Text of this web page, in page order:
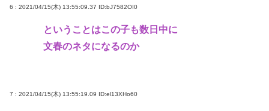
6 : 2021/04/15(木) 13:55:09.37 ID:bJ7582OI0
ということはこの子も数日中に
文春のネタになるのか
7 : 2021/04/15(木) 13:55:19.09 ID:el13XHo60